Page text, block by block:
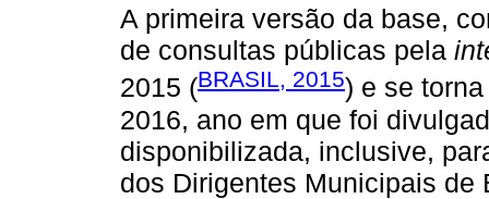
A primeira versão da base,
de consultas públicas pela
2015 (BRASIL, 2015) e se
2016, ano em que foi
disponibilizada, inclusive,
dos Dirigentes Municipais de